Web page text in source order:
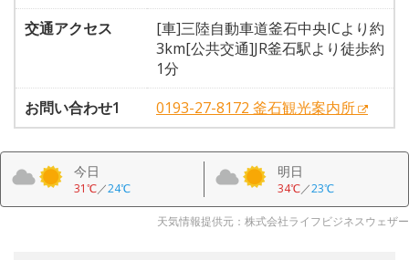
交通アクセス
[車]三陸自動車道釜石中央ICより約
3km[公共交通]JR釜石駅より徒歩約
1分
お問い合わせ1
0193-27-8172 釜石観光案内所
今日
31℃／24℃
明日
34℃／23℃
天気情報提供元：株式会社ライフビジネスウェザー